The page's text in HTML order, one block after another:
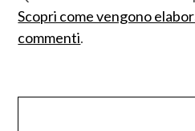
Scopri come vengono
commenti.